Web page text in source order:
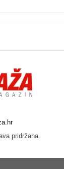
pridržana.